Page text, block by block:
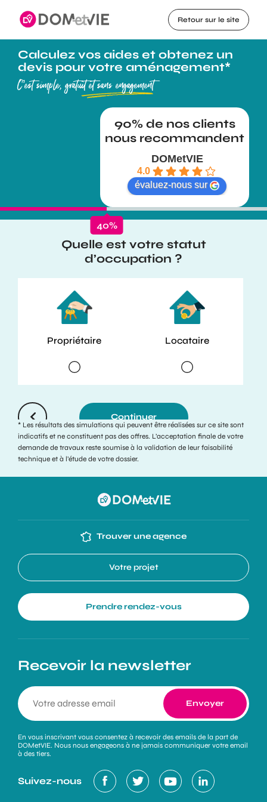
Retour sur le site
Calculez vos aides et obtenez un
devis pour votre aménagement*
C’est simple, gratuit et sans engagement
DOMetVIE
4.0
évaluez-nous sur
40%
Quelle est votre statut
d’occupation ?
Propriétaire Locataire
Continuer
* Les résultats des simulations qui peuvent être réalisées sur ce site sont
indicatifs et ne constituent pas des offres. L’acceptation finale de votre
demande de travaux reste soumise à la validation de leur faisabilité
technique et à l’étude de votre dossier.
Trouver une agence
Votre projet
Prendre rendez-vous
Recevoir la newsletter
En vous inscrivant vous consentez à recevoir des emails de la part de
DOMetVIE. Nous nous engageons à ne jamais communiquer votre email
à des tiers.
Suivez-nous